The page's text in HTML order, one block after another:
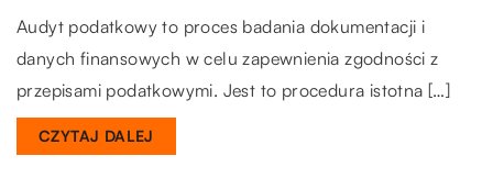
Audyt podatkowy to proces badania dokumentacji i
danych finansowych w celu zapewnienia zgodności z
przepisami podatkowymi. Jest to procedura istotna […]
CZYTAJ DALEJ